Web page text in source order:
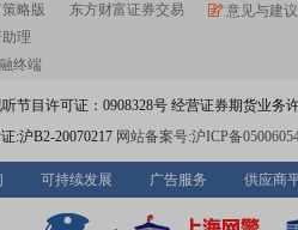
略版
理
终端
东方财富证券交易
意见与建议
节目许可证：0908328号 经营证券期货业务
:沪B2-20070217 网站备案号:沪ICP备
可持续发展 广告服务 供应商